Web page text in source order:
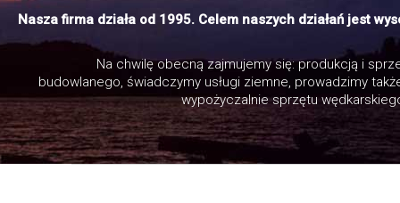
Nasza firma działa od 1995. Celem naszych działań jest
Na chwilę obecną zajmujemy się: produkcją i
budowlanego, świadczymy usługi ziemne, prowadzimy
wypożyczalnie sprzętu